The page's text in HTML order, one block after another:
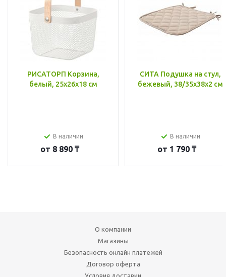
РИСАТОРП Корзина,
белый, 25x26x18 см
В наличии
от 8 890 ₸
СИТА Подушка на стул,
бежевый, 38/35x38x2 см
В наличии
от 1 790 ₸
О компании
Магазины
Безопасность онлайн платежей
Договор оферта
Условия доставки